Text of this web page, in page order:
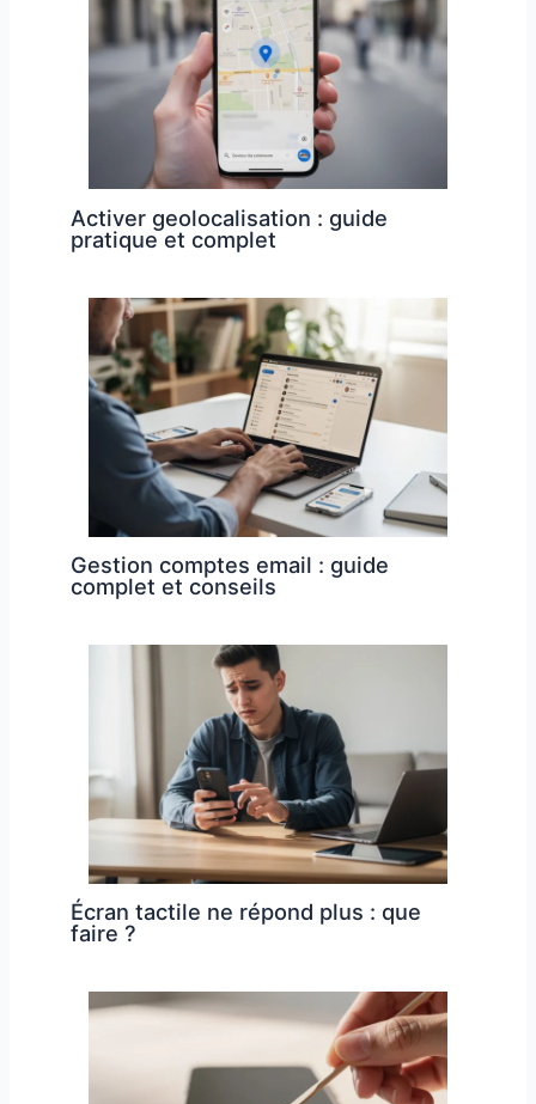
Activer geolocalisation : guide
pratique et complet
Gestion comptes email : guide
complet et conseils
Écran tactile ne répond plus : que
faire ?